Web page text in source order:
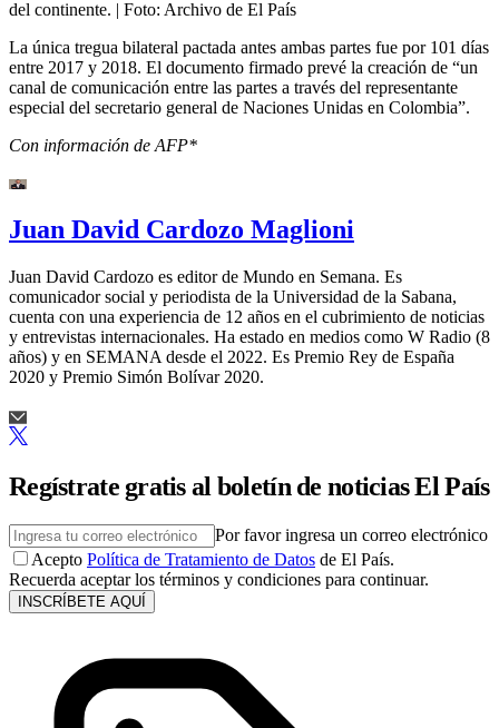
del continente. | Foto: Archivo de El País
La única tregua bilateral pactada antes ambas partes fue por 101 días
entre 2017 y 2018. El documento firmado prevé la creación de “un
canal de comunicación entre las partes a través del representante
especial del secretario general de Naciones Unidas en Colombia”.
Con información de AFP*
Juan David Cardozo Maglioni
Juan David Cardozo es editor de Mundo en Semana. Es
comunicador social y periodista de la Universidad de la Sabana,
cuenta con una experiencia de 12 años en el cubrimiento de noticias
y entrevistas internacionales. Ha estado en medios como W Radio (8
años) y en SEMANA desde el 2022. Es Premio Rey de España
2020 y Premio Simón Bolívar 2020.
Regístrate gratis al boletín de noticias El País
Por favor ingresa un correo electrónico
Acepto Política de Tratamiento de Datos de El País.
Recuerda aceptar los términos y condiciones para continuar.
INSCRÍBETE AQUÍ